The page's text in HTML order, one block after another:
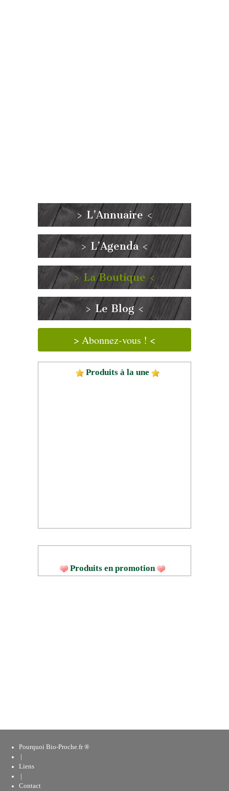
> L’Annuaire <
> L’Agenda <
> La Boutique <
> Le Blog <
> Abonnez-vous ! <
Produits à la une
Produits en promotion
Pourquoi Bio-Proche.fr ®
Liens
Contact